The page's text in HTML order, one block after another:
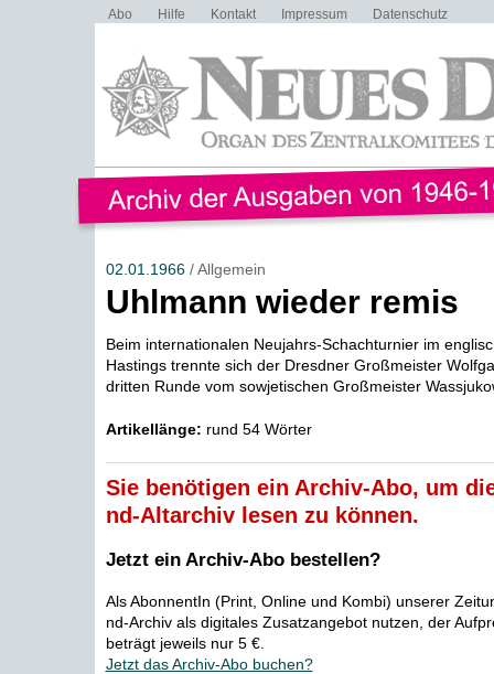
Abo Hilfe Kontakt Impressum Datenschutz
02.01.1966/ Allgemein
Uhlmann wieder remis
Beim internationalen Neujahrs-Schachturnier im
Hastings trennte sich der Dresdner Großmeister
dritten Runde vom sowjetischen Großmeister
Artikellänge: rund 54 Wörter
Sie benötigen ein Archiv-Abo, um
nd-Altarchiv lesen zu können.
Jetzt ein Archiv-Abo bestellen?
Als AbonnentIn (Print, Online und Kombi) unserer
nd-Archiv als digitales Zusatzangebot nutzen, der
beträgt jeweils nur 5 €.
Jetzt das Archiv-Abo buchen?